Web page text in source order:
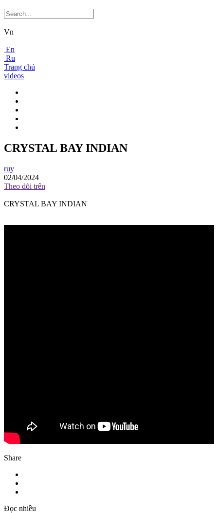
Vn
En
Ru
Trang chủ
videos
CRYSTAL BAY INDIAN
ruy
02/04/2024
Theo dõi trên
CRYSTAL BAY INDIAN
Share
Đọc nhiều